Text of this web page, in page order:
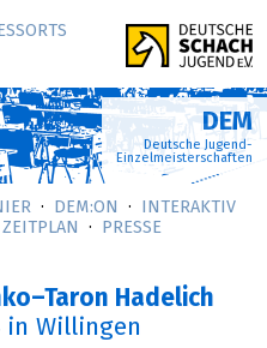
DEM
Deutsche Jugend-
Einzelmeisterschaften
DEM:ON
INTERAKTIV
ZEITPLAN PRESSE
Hadelich
in Willingen